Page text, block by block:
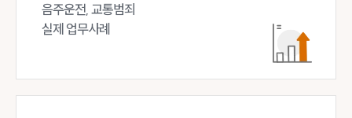
음주운전, 교통범죄
실제 업무사례